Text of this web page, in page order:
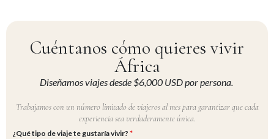
Cuéntanos cómo quieres vivir
África
Diseñamos viajes desde $6,000 USD por persona.
Trabajamos con un número limitado de viajeros al mes para garantizar que cada
experiencia sea verdaderamente única.
¿Qué tipo de viaje te gustaría vivir? *